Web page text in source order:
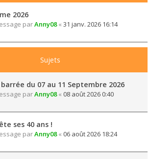
2026
parAnny08« 31 janv. 2026 16:14
Sujets
du 07 au 11 Septembre 2026
parAnny08« 08 août 2026 0:40
ses 40 ans !
parAnny08« 06 août 2026 18:24